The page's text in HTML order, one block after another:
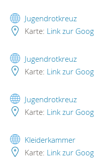
Jugendrotkreuz
Karte: Link zur
Jugendrotkreuz
Karte: Link zur
Jugendrotkreuz
Karte: Link zur
Kleiderkammer
Karte: Link zur